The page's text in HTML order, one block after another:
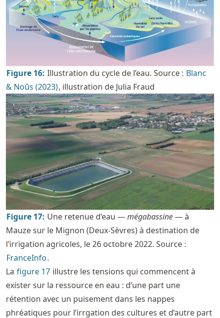
Figure 16: Illustration du cycle de l’eau. Source : Blanc
& Noûs (2023), illustration de Julia Fraud
Figure 17: Une retenue d’eau —mégabassine— à
Mauze sur le Mignon (Deux-Sèvres) à destination de
l’irrigation agricoles, le 26 octobre 2022. Source :
FranceInfo.
La figure 17 illustre les tensions qui commencent à
exister sur la ressource en eau : d’une part une
rétention avec un puisement dans les nappes
phréatiques pour l’irrgation des cultures et d’autre part